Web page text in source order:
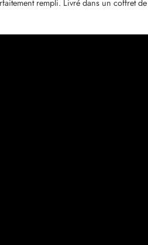
rempli. Livré dans un coffret